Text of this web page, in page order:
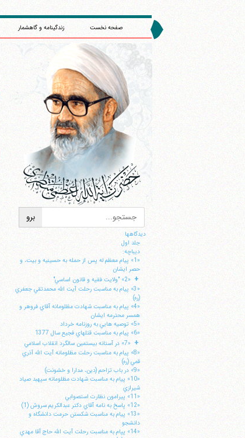
صفحه نخست زندگینامه و گاهشمار
دیدگاهها
جلد اول
ديباچه:
«1» پيام معظم له پس از حمله به حسينيه و بيت، و
حصر ايشان
+ «2» "ولايت فقيه و قانون اساسي"
«3» پيام به مناسبت رحلت آيت الله محمدتقي جعفري
(ره)
«4» پيام به مناسبت شهادت مظلومانه آقاي فروهر و
همسر محترمه ايشان
«5» توصيه هايي به روزنامه خرداد
«6» پيام به مناسبت قتلهاي فجيع سال 1377
+ «7» در آستانه بيستمين سالگرد انقلاب اسلامي
«8» پيام به مناسبت رحلت مظلومانه آيت الله آذري
قمي (ره)
«9» در باب تزاحم (دين، مدارا و خشونت)
«10» پيام به مناسبت شهادت مظلومانه سپهبد صياد
شيرازي
«11» پيرامون نظارت استصوابي
«12» پاسخ به نامه آقاي دكتر عبدالكريم سروش (1)
«13» پيام به مناسبت شكستن حرمت دانشگاه و
دانشجو
«14» پپام به مناسبت رحلت آيت الله حاج آقا مهدي